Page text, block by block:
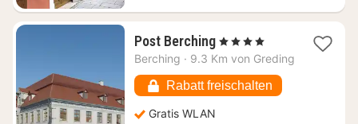
Post Berching1
Nacht
145,51
€
, 4 Sterne
Berching · 9.3 Km von Greding
Rabatt freischalten
Gratis WLAN